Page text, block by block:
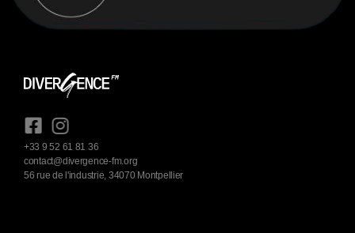
+33 9 52 61 81 36
contact@divergence-fm.org
56 rue de l'industrie, 34070 Montpellier